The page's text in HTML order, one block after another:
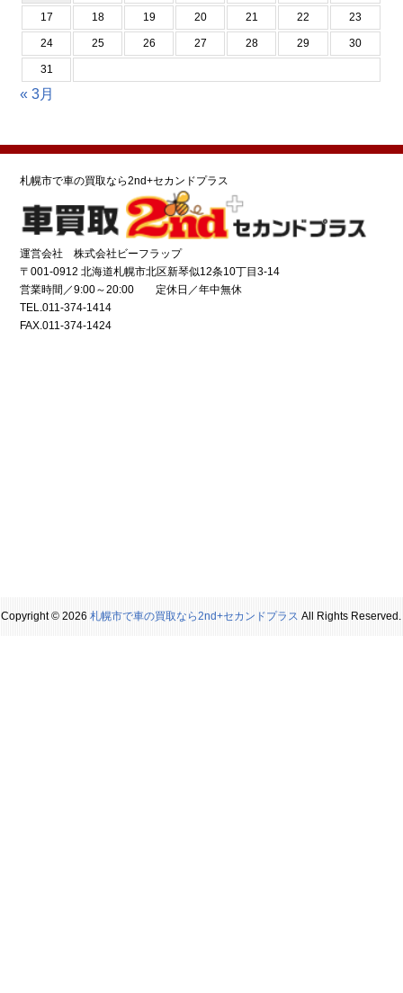
17 18 19 20 21 22 23
24 25 26 27 28 29 30
31
« 3月
札幌市で車の買取なら2nd+セカンドプラス
運営会社 株式会社ビーフラップ
〒001-0912 北海道札幌市北区新琴似12条10丁目3-14
営業時間／9:00～20:00 定休日／年中無休
TEL.011-374-1414
FAX.011-374-1424
Copyright © 2026札幌市で車の買取なら2nd+セカンドプラス All Rights Reserved.